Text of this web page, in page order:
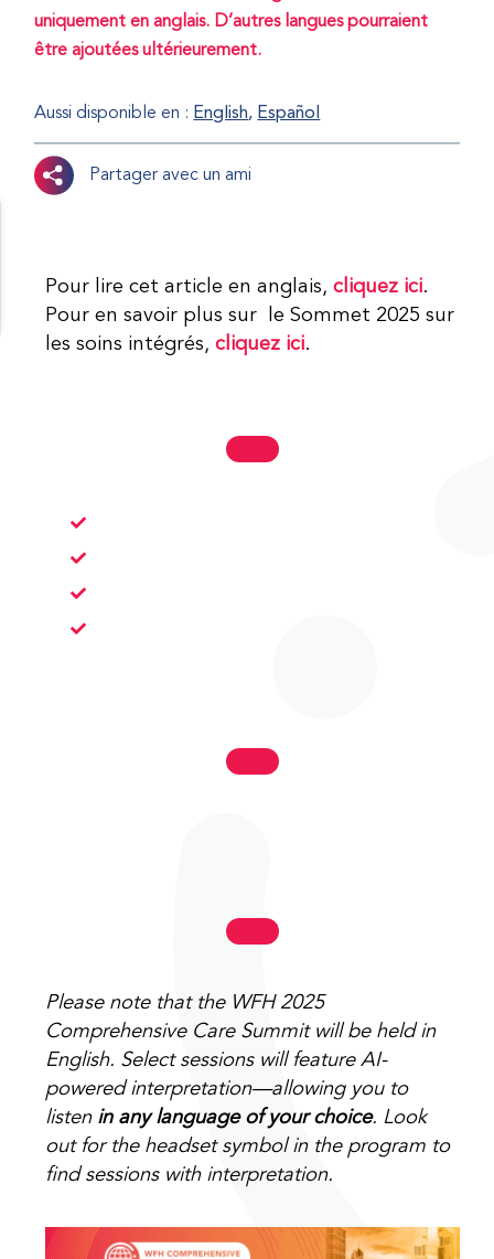
uniquement en anglais. D’autres langues pourraient
être ajoutées ultérieurement.
Aussi disponible en : English Español
Partager avec un ami
Pour lire cet article en anglais,cliquez ici.
Pour en savoir plus sur le Sommet 2025 sur
les soins intégrés,cliquez ici.
Please note that the WFH 2025
Comprehensive Care Summit will be held in
English. Select sessions will feature AI-
powered interpretation—allowing you to
listen in any language of your choice. Look
out for the headset symbol in the program to
find sessions with interpretation.